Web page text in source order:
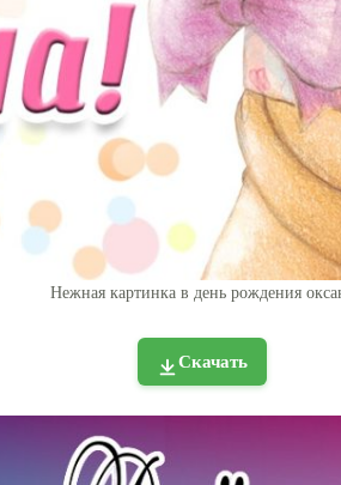
Нежная картинка в день рождения
Скачать